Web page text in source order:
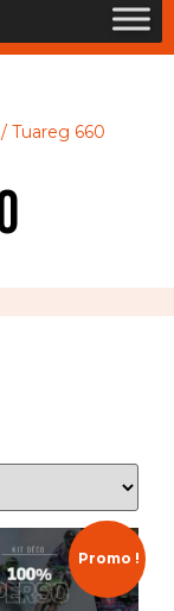
/ Tuareg 660
Promo !